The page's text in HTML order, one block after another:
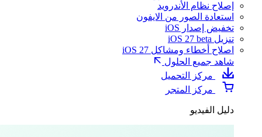
إصلاح نظام الأندرويد
استعادة الصور من الايفون
تخفيض إصدار iOS
تنزيل iOS 27 beta
اصلاح أخطاء ومشاكل iOS 27
شاهد جميع الحلول
مركز التحميل
مركز المتجر
دليل الفيديو